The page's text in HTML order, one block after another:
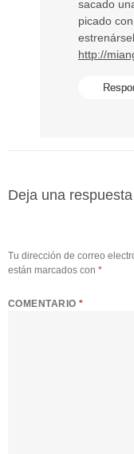
sacado
picado
http://
Deja una respuesta
Tu dirección de correo
están marcados con *
COMENTARIO*